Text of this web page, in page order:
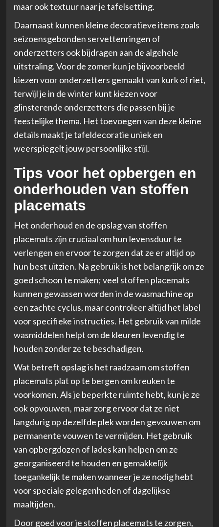
maar ook textuur naar je tafelsetting.
Daarnaast kunnen kleine decoratieve items zoals
seizoensgebonden servettenringen of
onderzetters ook bijdragen aan de algehele
uitstraling. Voor de zomer kun je bijvoorbeeld
kiezen voor onderzetters gemaakt van kurk of riet,
terwijl je in de winter kunt kiezen voor
glinsterende onderzetters die passen bij je
feestelijke thema. Het toevoegen van deze kleine
details maakt je tafeldecoratie uniek en
weerspiegelt jouw persoonlijke stijl.
Tips voor het opbergen en
onderhouden van stoffen
placemats
Het onderhoud en de opslag van stoffen
placemats zijn cruciaal om hun levensduur te
verlengen en ervoor te zorgen dat ze er altijd op
hun best uitzien. Na gebruik is het belangrijk om ze
goed schoon te maken; veel stoffen placemats
kunnen gewassen worden in de wasmachine op
een zachte cyclus, maar controleer altijd het label
voor specifieke instructies. Het gebruik van milde
wasmiddelen helpt om de kleuren levendig te
houden zonder ze te beschadigen.
Wat betreft opslag is het raadzaam om stoffen
placemats plat op te bergen om kreuken te
voorkomen. Als je beperkte ruimte hebt, kun je ze
ook opvouwen, maar zorg ervoor dat ze niet
langdurig op dezelfde plek worden gevouwen om
permanente vouwen te vermijden. Het gebruik
van opbergdozen of lades kan helpen om ze
georganiseerd te houden en gemakkelijk
toegankelijk te maken wanneer je ze nodig hebt
voor speciale gelegenheden of dagelijkse
maaltijden.
Door goed voor je stoffen placemats te zorgen,